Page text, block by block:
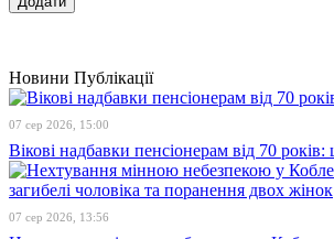
Новини Публікації
07 сер 2026, 15:00
Вікові надбавки пенсіонерам від 70
07 сер 2026, 13:56